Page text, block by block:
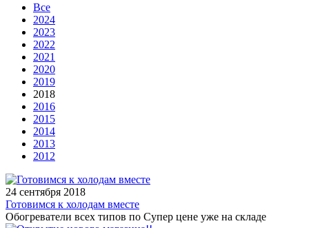
Все
2024
2023
2022
2021
2020
2019
2018
2016
2015
2014
2013
2012
24 сентября 2018
Готовимся к холодам вместе
Обогреватели всех типов по Супер цене уже на складе